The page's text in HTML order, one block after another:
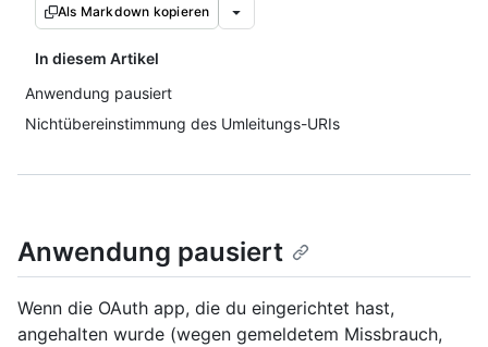
Als Markdown kopieren
In diesem Artikel
Anwendung pausiert
Nichtübereinstimmung des Umleitungs-URIs
Anwendung pausiert
Wenn die OAuth app, die du eingerichtet hast,
angehalten wurde (wegen gemeldetem Missbrauch,